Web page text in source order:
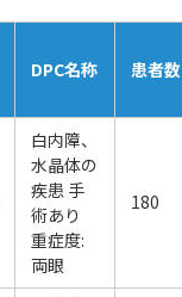
DPC名称 患者数
白内障、
水晶体の
疾患 手
術あり
重症度:
両眼
180